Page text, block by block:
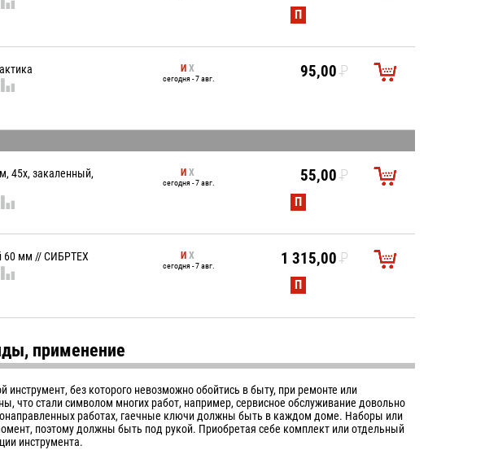
П
И Х
сегодня - 7 авг. 95,00P
45x, закаленный,
И Х
сегодня - 7 авг. 55,00P
П
60 мм // СИБРТЕХ И Х
сегодня - 7 авг. 1 315,00P
П
применение
без которого невозможно обойтись в быту, при ремонте или
что стали символом многих работ, например, сервисное обслуживание довольно
работах, гаечные ключи должны быть в каждом доме. Наборы или
поэтому должны быть под рукой. Приобретая себе комплект или отдельный
инструмента.